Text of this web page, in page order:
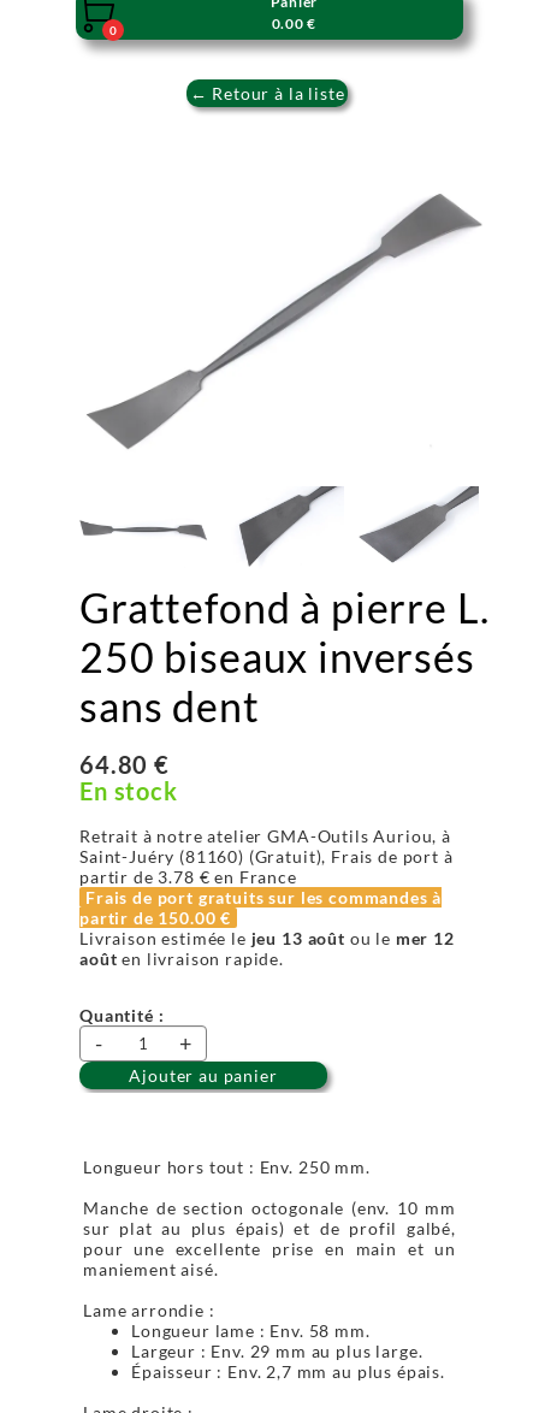

0
0.00 €
← Retour à la liste
Grattefond à pierre L.
250 biseaux inversés
sans dent
64.80 €
En stock
Retrait à notre atelier GMA-Outils Auriou, à
Saint-Juéry (81160) (Gratuit), Frais de port à
partir de 3.78 € en France
Frais de port gratuits sur les commandes à
partir de 150.00 €
Livraison estimée le jeu 13 août ou le mer 12
août en livraison rapide.
Quantité :
- +
Ajouter au panier
Longueur hors tout : Env. 250 mm.
Manche de section octogonale (env. 10 mm
sur plat au plus épais) et de profil galbé,
pour une excellente prise en main et un
maniement aisé.
Lame arrondie :
Longueur lame : Env. 58 mm.
Largeur : Env. 29 mm au plus large.
Épaisseur : Env. 2,7 mm au plus épais.